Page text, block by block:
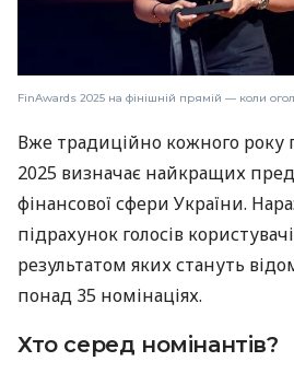
FinAwards 2025 на фінішній прямій — коли
Вже традиційно кожного року
2025 визначає найкращих
фінансової сфери України.
підрахунок голосів
результатом яких стануть
понад 35 номінаціях.
Хто серед номінантів?